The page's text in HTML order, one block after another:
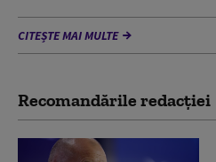
CITEȘTE MAI MULTE
Recomandările redacţiei